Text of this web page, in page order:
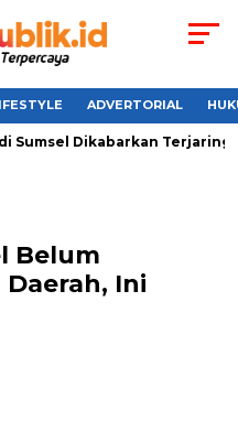
ADVERTORIAL
Sumsel Dikabarkan Terjaring
Belum
Ini